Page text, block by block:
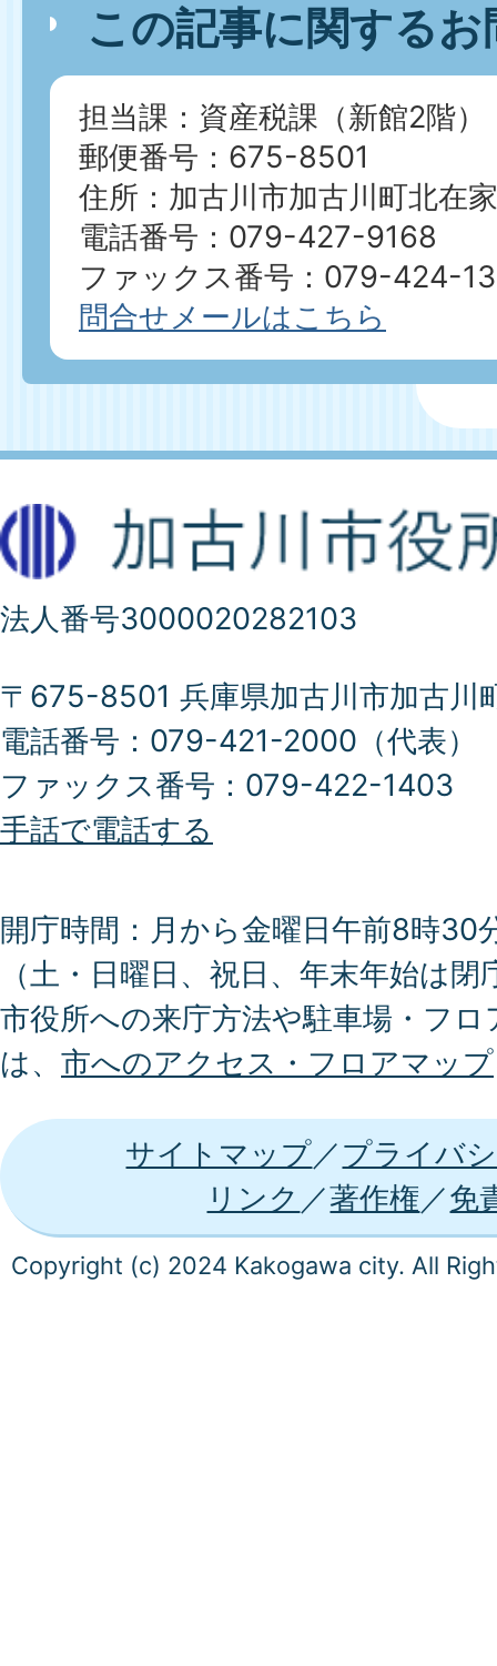
この記事に関する
担当課：資産税課（新館2階）
郵便番号：675-8501
住所：加古川市加古川町北在
電話番号：079-427-9168
ファックス番号：079-424-
問合せメールはこちら
法人番号3000020282103
〒675-8501 兵庫県加古川市加古川
電話番号：079-421-2000（代表）
ファックス番号：079-422-1403
手話で電話する
開庁時間：月から金曜日午前8時30
（土・日曜日、祝日、年末年始は閉
市役所への来庁方法や駐車場・フ
は、 市へのアクセス・フロアマップ
サイトマップ
プライバ
リンク
著作権 免
Copyright (c) 2024 Kakogawa city. All